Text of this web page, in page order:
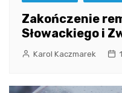
Zakończenie
Słowackiego i
Karol Kaczmarek